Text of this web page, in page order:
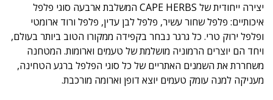
יצירה ייחודית של CAPE HERBS המשלבת ארבעה סוגי פלפל
איכותיים: פלפל שחור עשיר, פלפל לבן עדין, פלפל ורוד ארומטי
ופלפל ירוק טרי. כל גרגר נבחר בקפידה ממקורו הטוב ביותר בעולם,
ויחד הם יוצרים הרמוניה מושלמת של טעמים וארומות. המטחנה
משחררת את השמנים האתריים של כל סוגי הפלפל ברגע הטחינה,
מעניקה למנה עומק טעמים יוצא דופן וארומה מורכבת.